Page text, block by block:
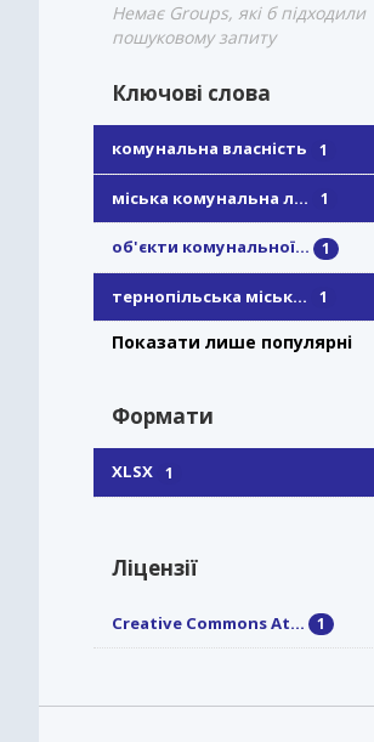
Немає Groups, які б підходили
пошуковому запиту
Ключові слова
комунальна власність 1
міська комунальна л... 1
об'єкти комунальної... 1
тернопільська міськ... 1
Показати лише популярні
Формати
XLSX 1
Ліцензії
Creative Commons At... 1